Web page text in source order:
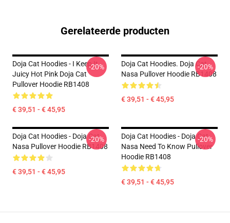
Gerelateerde producten
Doja Cat Hoodies - I Keep It
Juicy Hot Pink Doja Cat
Pullover Hoodie RB1408
€ 39,51 - € 45,95
-20%
Doja Cat Hoodies. Doja Cat
Nasa Pullover Hoodie RB1408
€ 39,51 - € 45,95
-20%
Doja Cat Hoodies - Doja Cat
Nasa Pullover Hoodie RB1408
€ 39,51 - € 45,95
-20%
Doja Cat Hoodies - Doja Cat
Nasa Need To Know Pullover
Hoodie RB1408
€ 39,51 - € 45,95
-20%